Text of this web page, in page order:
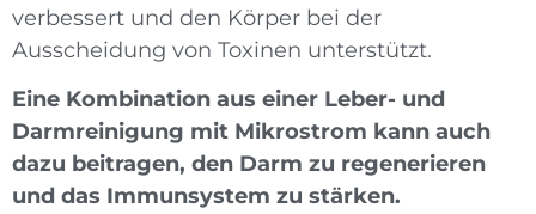
verbessert und den Körper bei der
Ausscheidung von Toxinen unterstützt.
Eine Kombination aus einer Leber- und
Darmreinigung mit Mikrostrom kann auch
dazu beitragen, den Darm zu regenerieren
und das Immunsystem zu stärken.